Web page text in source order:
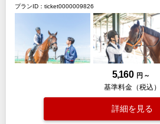
プランID：ticket0000009826
5,160 円 ～
基準料金（税込）
詳細を見る